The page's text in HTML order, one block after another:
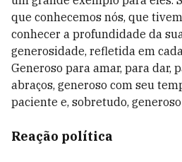
que conhecemos nós, que
conhecer a profundidade da
generosidade, refletida em
Generoso para amar, para dar,
abraços, generoso com seu
paciente e, sobretudo,
Reação política